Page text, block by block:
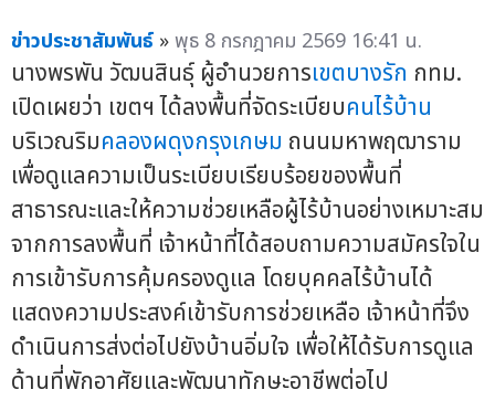
ข่าวประชาสัมพันธ์ »พุธ 8 กรกฎาคม 2569 16:41 น.
นางพรพัน วัฒนสินธุ์ ผู้อำนวยการเขตบางรัก กทม.
เปิดเผยว่า เขตฯ ได้ลงพื้นที่จัดระเบียบคนไร้บ้าน
บริเวณริมคลองผดุงกรุงเกษม ถนนมหาพฤฒาราม
เพื่อดูแลความเป็นระเบียบเรียบร้อยของพื้นที่
สาธารณะและให้ความช่วยเหลือผู้ไร้บ้านอย่างเหมาะสม
จากการลงพื้นที่ เจ้าหน้าที่ได้สอบถามความสมัครใจใน
การเข้ารับการคุ้มครองดูแล โดยบุคคลไร้บ้านได้
แสดงความประสงค์เข้ารับการช่วยเหลือ เจ้าหน้าที่จึง
ดำเนินการส่งต่อไปยังบ้านอิ่มใจ เพื่อให้ได้รับการดูแล
ด้านที่พักอาศัยและพัฒนาทักษะอาชีพต่อไป